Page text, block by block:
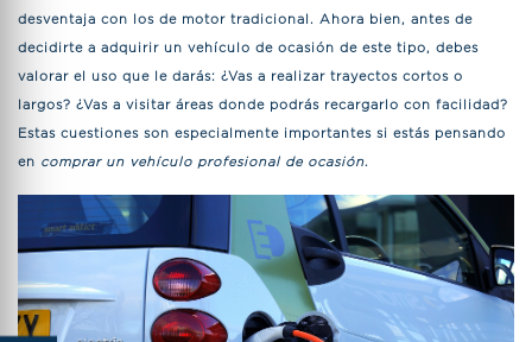
desventaja con los de motor tradicional. Ahora bien, antes de
decidirte a adquirir un vehículo de ocasión de este tipo, debes
valorar el uso que le darás: ¿Vas a realizar trayectos cortos o
largos? ¿Vas a visitar áreas donde podrás recargarlo con facilidad?
Estas cuestiones son especialmente importantes si estás pensando
en comprar un vehículo profesional de ocasión.